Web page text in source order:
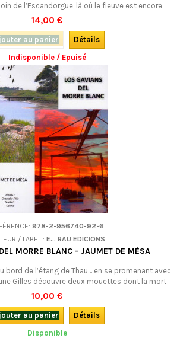
de l’Escandorgue, là où le fleuve est encore
sauvage… En occitan.
14,00 €
au panier
Détails
Indisponible / Epuisé
978-2-956740-92-6
/ LABEL : E... RAU EDICIONS
MORRE BLANC - JAUMET DE MÈSA
bord de l’étang de Thau… en se promenant avec
Gilles découvre deux mouettes dont la mort
elles été empoisonnées ? Pour les jeunes
enquête aux résonances écologiques. En occitan
(languedocien).
10,00 €
au panier
Détails
Disponible